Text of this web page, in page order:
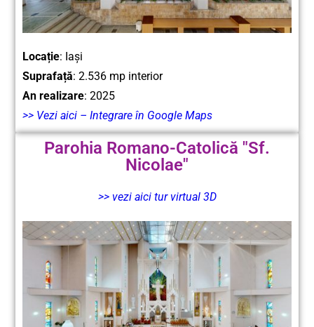
Locație: Iași
Suprafață: 2.536 mp interior
An realizare: 2025
>> Vezi aici – Integrare în Google Maps
Parohia Romano-Catolică "Sf.
Nicolae"
>> vezi aici tur virtual 3D